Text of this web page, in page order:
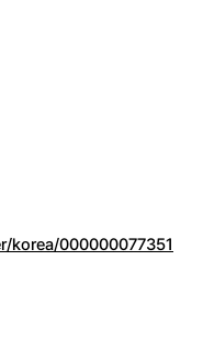
korea/000000077351